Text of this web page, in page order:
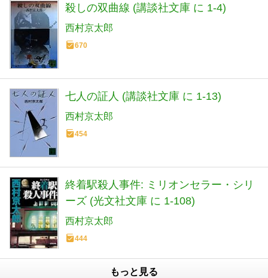
殺しの双曲線 (講談社文庫 に 1-4)
西村京太郎
670
七人の証人 (講談社文庫 に 1-13)
西村京太郎
454
終着駅殺人事件: ミリオンセラー・シリ
ーズ (光文社文庫 に 1-108)
西村京太郎
444
もっと見る